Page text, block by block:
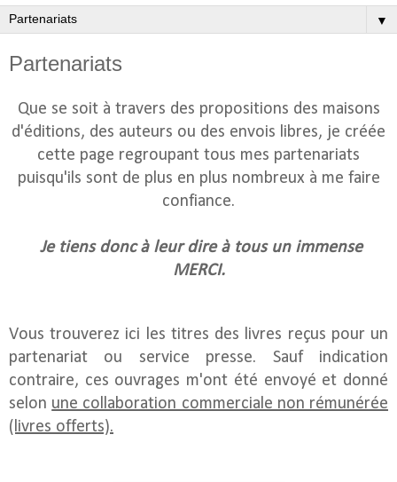
▼
Partenariats
Que se soit à travers des propositions des maisons
d'éditions, des auteurs ou des envois libres, je créée
cette page regroupant tous mes partenariats
puisqu'ils sont de plus en plus nombreux à me faire
confiance.
Je tiens donc à leur dire à tous un immense
MERCI.
Vous trouverez ici les titres des livres reçus pour un
partenariat ou service presse. Sauf indication
contraire, ces ouvrages m'ont été envoyé et donné
selon une collaboration commerciale non rémunérée
(livres offerts).